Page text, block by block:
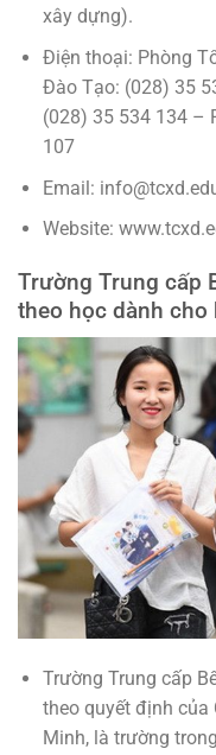
xây dựng).
Điện thoại: Phòng
Đào Tạo: (028) 35
(028) 35 534 134 –
107
Email:
Website:
Trường Trung cấp
theo học dành cho
Trường Trung cấp
theo quyết định của
Minh, là trường